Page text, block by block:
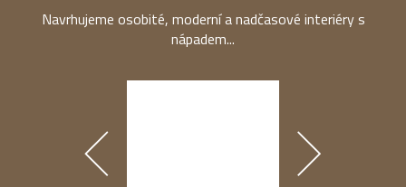
Navrhujeme osobité, moderní a nadčasové interiéry s
nápadem...